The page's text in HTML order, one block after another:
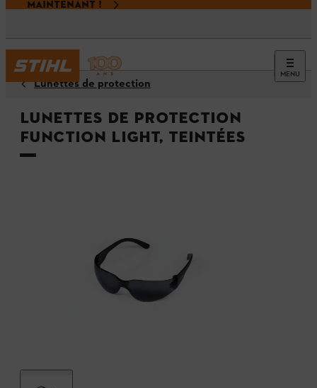
MAINTENANT !
MENU
Lunettes de protection
Lunettes de protection
FUNCTION Light, teintées